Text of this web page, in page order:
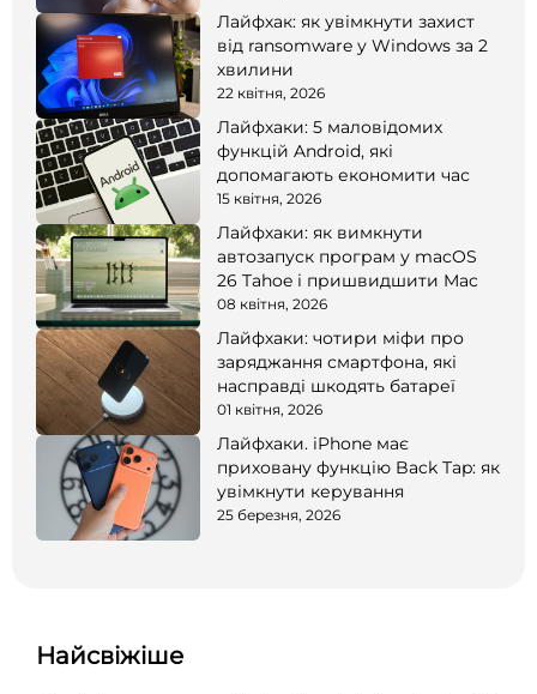
Лайфхак: як увімкнути захист
від ransomware у Windows за 2
хвилини
22 квітня, 2026
Лайфхаки: 5 маловідомих
функцій Android, які
допомагають економити час
15 квітня, 2026
Лайфхаки: як вимкнути
автозапуск програм у macOS
26 Tahoe і пришвидшити Mac
08 квітня, 2026
Лайфхаки: чотири міфи про
заряджання смартфона, які
насправді шкодять батареї
01 квітня, 2026
Лайфхаки. iPhone має
приховану функцію Back Tap: як
увімкнути керування
25 березня, 2026
Найсвіжіше